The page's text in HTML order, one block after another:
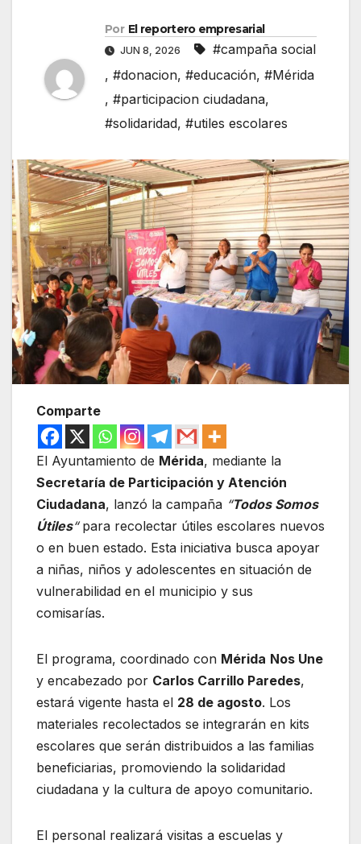
Por El reportero empresarial
JUN 8, 2026
#campaña social
, #donacion, #educación, #Mérida
, #participacion ciudadana,
#solidaridad, #utiles escolares
Comparte
El Ayuntamiento de Mérida, mediante la
Secretaría de Participación y Atención
Ciudadana, lanzó la campaña “Todos Somos
Útiles“para recolectar útiles escolares nuevos
o en buen estado. Esta iniciativa busca apoyar
a niñas, niños y adolescentes en situación de
vulnerabilidad en el municipio y sus
comisarías.
El programa, coordinado con Mérida Nos Une
y encabezado por Carlos Carrillo Paredes,
estará vigente hasta el 28 de agosto. Los
materiales recolectados se integrarán en kits
escolares que serán distribuidos a las familias
beneficiarias, promoviendo la solidaridad
ciudadana y la cultura de apoyo comunitario.
El personal realizará visitas a escuelas y